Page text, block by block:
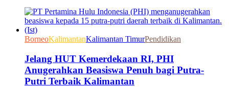
BorneoKalimantanKalimantan TimurPendidikan
Jelang HUT Kemerdekaan RI, PHI
Anugerahkan Beasiswa Penuh bagi Putra-
Putri Terbaik Kalimantan